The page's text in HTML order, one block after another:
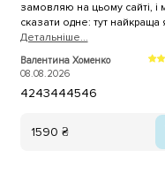
замовляю на цьому сайті, і
сказати одне: тут найкраща
взуття, яку я коли-небудь
зустрічала! Першою моєю
покупкою були білі літні тонкі
що вони досить тонкі,
тримаються просто
дуже задоволена якістю.
Особливо хочу відзначити,
Детальнiше...
Валентина Хоменко
08.08.2026
4243444546
1590 ₴